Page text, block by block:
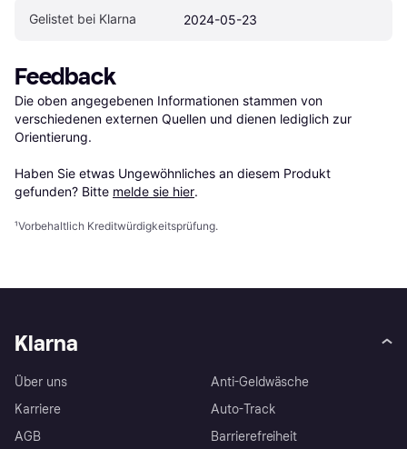
Gelistet bei Klarna 2024-05-23
Feedback
Die oben angegebenen Informationen stammen von
verschiedenen externen Quellen und dienen lediglich zur
Orientierung.
Haben Sie etwas Ungewöhnliches an diesem Produkt
gefunden? Bitte melde sie hier.
¹Vorbehaltlich Kreditwürdigkeitsprüfung.
Klarna
Über uns
Karriere
AGB
Anti-Geldwäsche
Auto-Track
Barrierefreiheit